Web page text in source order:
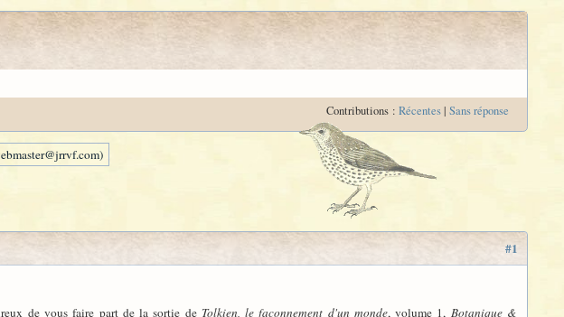
Contributions : Récentes| Sans réponse
#1
de vous faire part de la sortie de Tolkien, le façonnement d'un monde, volume 1, Botanique &